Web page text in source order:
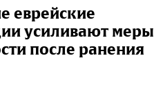
еврейские
усиливают меры
после ранения